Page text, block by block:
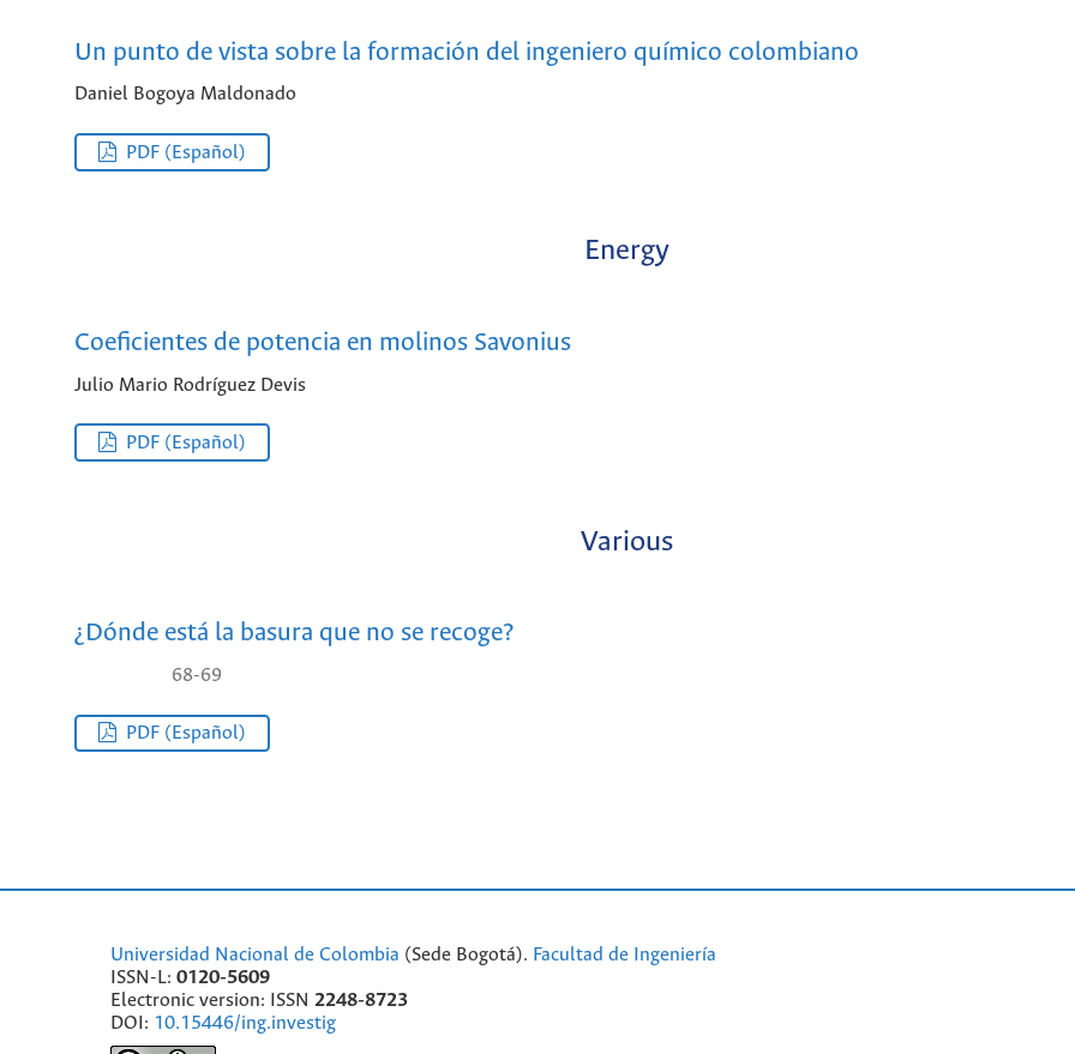
Un punto de vista sobre la formación del ingeniero químico colombiano
Daniel Bogoya Maldonado
PDF (Español)
Energy
Coeficientes de potencia en molinos Savonius
Julio Mario Rodríguez Devis
PDF (Español)
Various
¿Dónde está la basura que no se recoge?
68-69
PDF (Español)
Universidad Nacional de Colombia (Sede Bogotá). Facultad de Ingeniería
ISSN-L: 0120-5609
Electronic version: ISSN 2248-8723
DOI: 10.15446/ing.investig